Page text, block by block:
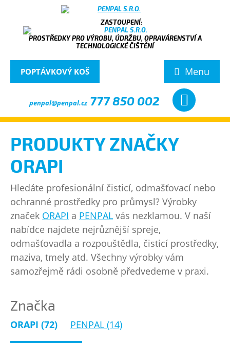
PROSTŘEDKY PRO VÝROBU, ÚDRŽBU, OPRAVÁRENSTVÍ A
TECHNOLOGICKÉ ČIŠTĚNÍ
Menu
POPTÁVKOVÝ KOŠ
penpal@penpal.cz 777 850 002
PRODUKTY ZNAČKY
ORAPI
Hledáte profesionální čisticí, odmašťovací nebo
ochranné prostředky pro průmysl? Výrobky
značek ORAPI a PENPAL vás nezklamou. V naší
nabídce najdete nejrůznější spreje,
odmašťovadla a rozpouštědla, čisticí prostředky,
maziva, tmely atd. Všechny výrobky vám
samozřejmě rádi osobně předvedeme v praxi.
Značka
ORAPI (72) PENPAL (14)